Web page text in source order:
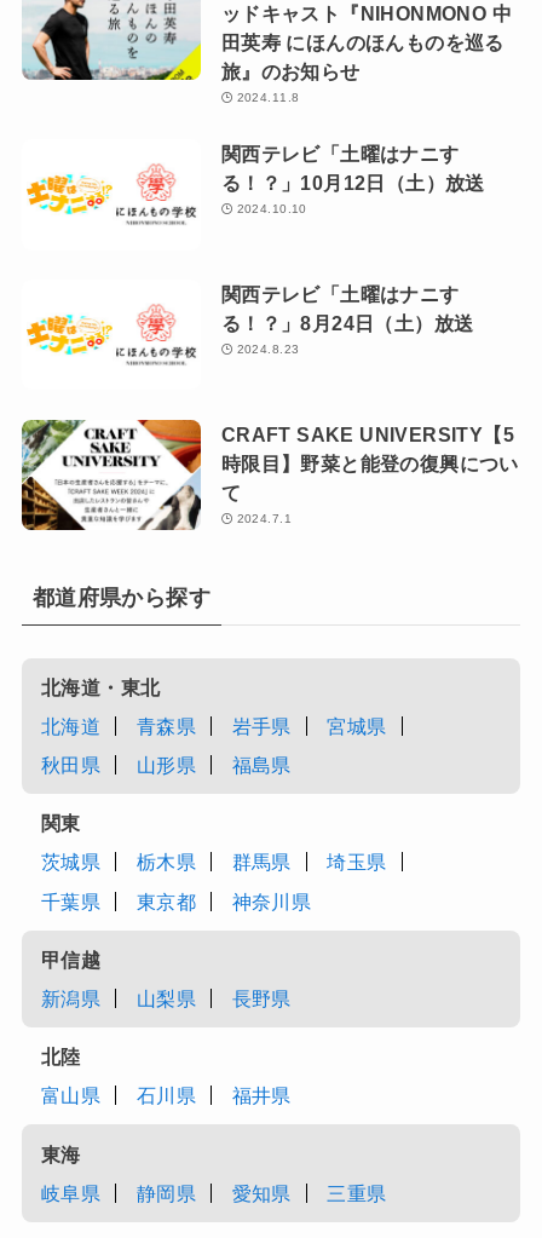
ッドキャスト『NIHONMONO 中
田英寿 にほんのほんものを巡る
旅』のお知らせ
2024.11.8
関西テレビ「土曜はナニす
る！？」10月12日（土）放送
2024.10.10
関西テレビ「土曜はナニす
る！？」8月24日（土）放送
2024.8.23
CRAFT SAKE UNIVERSITY【5
時限目】野菜と能登の復興につい
て
2024.7.1
都道府県から探す
北海道・東北
北海道
青森県 岩手県
宮城県
秋田県
山形県 福島県
関東
茨城県
栃木県 群馬県
埼玉県
千葉県
東京都 神奈川県
甲信越
新潟県
山梨県 長野県
北陸
富山県
石川県 福井県
東海
岐阜県
静岡県 愛知県 三重県